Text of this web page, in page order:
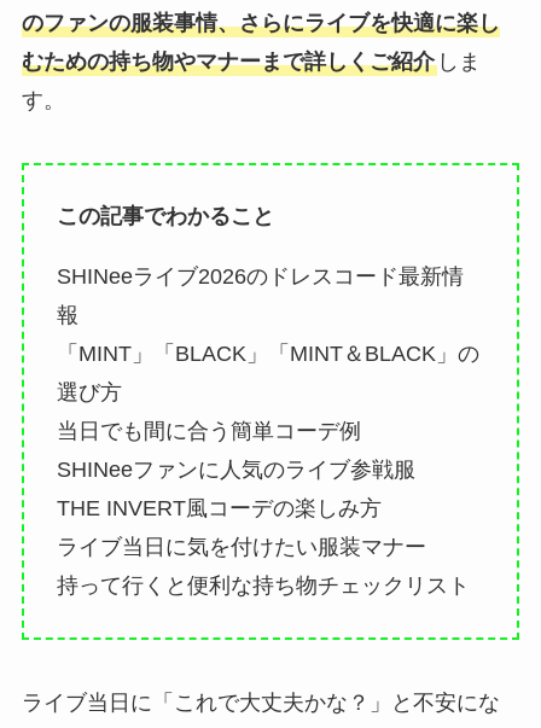
のファンの服装事情、さらにライブを快適に楽し
むための持ち物やマナーまで詳しくご紹介しま
す。
この記事でわかること
SHINeeライブ2026のドレスコード最新情
報
「MINT」「BLACK」「MINT＆BLACK」の
選び方
当日でも間に合う簡単コーデ例
SHINeeファンに人気のライブ参戦服
THE INVERT風コーデの楽しみ方
ライブ当日に気を付けたい服装マナー
持って行くと便利な持ち物チェックリスト
ライブ当日に「これで大丈夫かな？」と不安にな